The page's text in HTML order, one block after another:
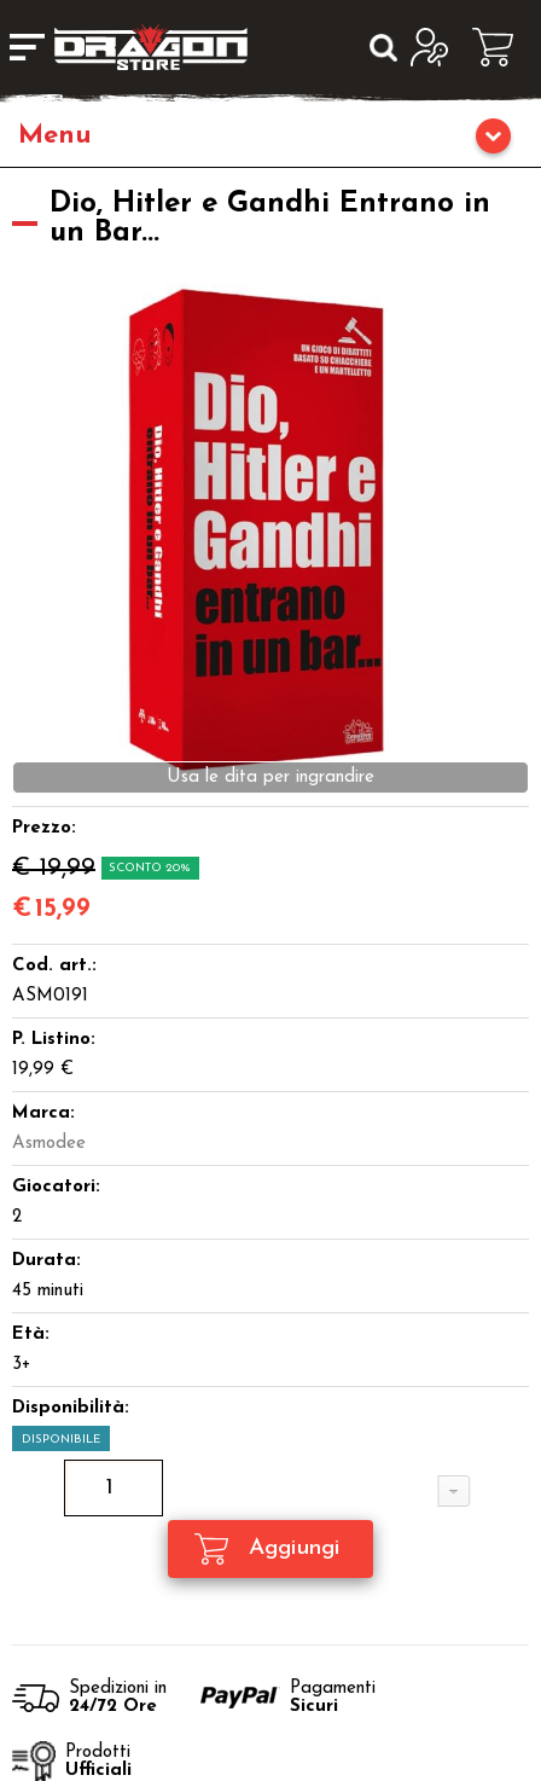
Giochi da Tavolo
Giochi di Carte Collezionabili
Offerte del Dragone
Dio, Hitler e Gandhi Entrano in
un Bar...
Usa le dita per ingrandire
Prezzo:
€ 19,99 SCONTO 20%
€ 15,99
Cod. art.:
ASM0191
P. Listino:
19,99 €
Marca:
Asmodee
Giocatori:
2
Durata:
45 minuti
Età:
3+
Disponibilità:
DISPONIBILE
Spedizioni in
24/72 Ore
Pagamenti
Sicuri
Prodotti
Ufficiali